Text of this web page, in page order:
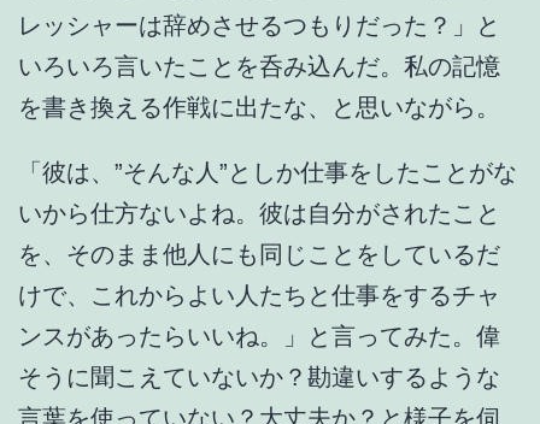
レッシャーは辞めさせるつもりだった？」と
いろいろ言いたことを呑み込んだ。私の記憶
を書き換える作戦に出たな、と思いながら。
「彼は、”そんな人”としか仕事をしたことがな
いから仕方ないよね。彼は自分がされたこと
を、そのまま他人にも同じことをしているだ
けで、これからよい人たちと仕事をするチャ
ンスがあったらいいね。」と言ってみた。偉
そうに聞こえていないか？勘違いするような
言葉を使っていない？大丈夫か？と様子を伺